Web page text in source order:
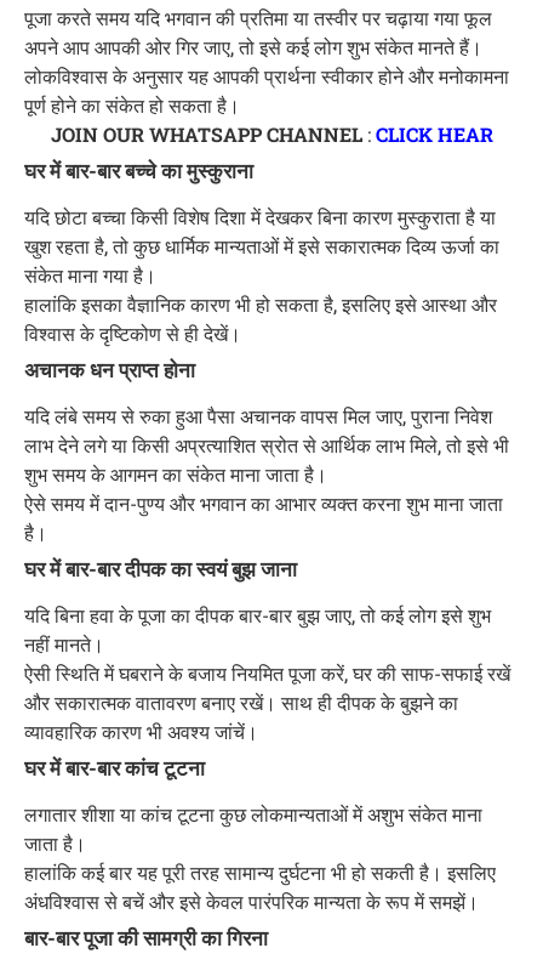
पूजा करते समय यदि भगवान की प्रतिमा या तस्वीर पर चढ़ाया गया फूल
अपने आप आपकी ओर गिर जाए, तो इसे कई लोग शुभ संकेत मानते हैं।
लोकविश्वास के अनुसार यह आपकी प्रार्थना स्वीकार होने और मनोकामना
पूर्ण होने का संकेत हो सकता है।
JOIN OUR WHATSAPP CHANNEL:CLICK HEAR
घर में बार-बार बच्चे का मुस्कुराना
यदि छोटा बच्चा किसी विशेष दिशा में देखकर बिना कारण मुस्कुराता है या
खुश रहता है, तो कुछ धार्मिक मान्यताओं में इसे सकारात्मक दिव्य ऊर्जा का
संकेत माना गया है।
हालांकि इसका वैज्ञानिक कारण भी हो सकता है, इसलिए इसे आस्था और
विश्वास के दृष्टिकोण से ही देखें।
अचानक धन प्राप्त होना
यदि लंबे समय से रुका हुआ पैसा अचानक वापस मिल जाए, पुराना निवेश
लाभ देने लगे या किसी अप्रत्याशित स्रोत से आर्थिक लाभ मिले, तो इसे भी
शुभ समय के आगमन का संकेत माना जाता है।
ऐसे समय में दान-पुण्य और भगवान का आभार व्यक्त करना शुभ माना जाता
है।
घर में बार-बार दीपक का स्वयं बुझ जाना
यदि बिना हवा के पूजा का दीपक बार-बार बुझ जाए, तो कई लोग इसे शुभ
नहीं मानते।
ऐसी स्थिति में घबराने के बजाय नियमित पूजा करें, घर की साफ-सफाई रखें
और सकारात्मक वातावरण बनाए रखें। साथ ही दीपक के बुझने का
व्यावहारिक कारण भी अवश्य जांचें।
घर में बार-बार कांच टूटना
लगातार शीशा या कांच टूटना कुछ लोकमान्यताओं में अशुभ संकेत माना
जाता है।
हालांकि कई बार यह पूरी तरह सामान्य दुर्घटना भी हो सकती है। इसलिए
अंधविश्वास से बचें और इसे केवल पारंपरिक मान्यता के रूप में समझें।
बार-बार पूजा की सामग्री का गिरना